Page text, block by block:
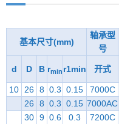
基本尺寸(mm)
轴承型
号
d D B rmin r1min 开式
10 26 8 0.3 0.15 7000C
26
8 0.3 0.15 7000AC
30 9 0.6 0.3 7200C